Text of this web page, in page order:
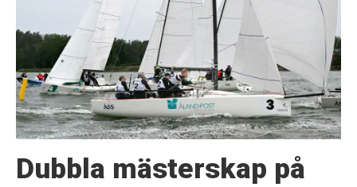
Dubbla mästerskap på